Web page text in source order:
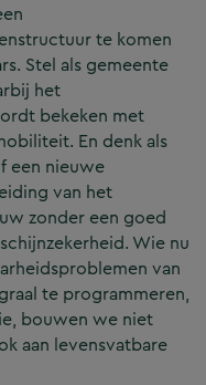
te komen
Stel als gemeente
het
bekeken met
En denk als
een nieuwe
van het
zonder een goed
Wie nu
van
te programmeren,
bouwen we niet
aan levensvatbare